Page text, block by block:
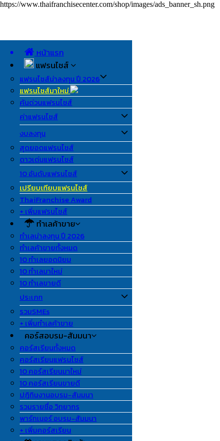
https://www.thaifranchisecenter.com/shop/images/ads_banner_sh.png
หน้าแรก
แฟรนไชส์
แฟรนไชส์น่าลงทุน ปี 2026
แฟรนไชส์มาใหม่
ค้นด่วนแฟรนไชส์
ค่าแฟรนไชส์
งบลงทุน
สุดยอดแฟรนไชส์
ดาวเด่นแฟรนไชส์
10 อันดับแฟรนไชส์
เปรียบเทียบแฟรนไชส์
ThaiFranchise Award
+ เพิ่มแฟรนไชส์
ทำเลค้าขาย
ทำเลน่าลงทุน ปี 2026
ทำเลค้าขายทั้งหมด
10 ทำเลยอดนิยม
10 ทำเลมาใหม่
10 ทำเลขายดี
ประเภท
รวมSMEs
+ เพิ่มทำเลค้าขาย
คอร์สอบรม-สัมมนา
คอร์สเรียนทั้งหมด
คอร์สเรียนแฟรนไชส์
10 คอร์สเรียนมาใหม่
10 คอร์สเรียนขายดี
ปฎิทินงานอบรม-สัมมนา
รวมรายชื่อ วิทยากร
พาร์ทเนอร์ อบรม-สัมมนา
+ เพิ่มคอร์สเรียน